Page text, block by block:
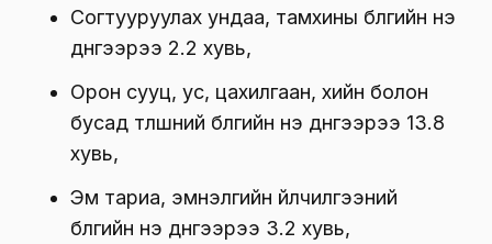
Согтууруулах ундаа, тамхины бүлгийн үнэ
дүнгээрээ 2.2 хувь,
Орон сууц, ус, цахилгаан, хийн болон
бусад түлшний бүлгийн үнэ дүнгээрээ 13.8
хувь,
Эм тариа, эмнэлгийн үйлчилгээний
бүлгийн үнэ дүнгээрээ 3.2 хувь,